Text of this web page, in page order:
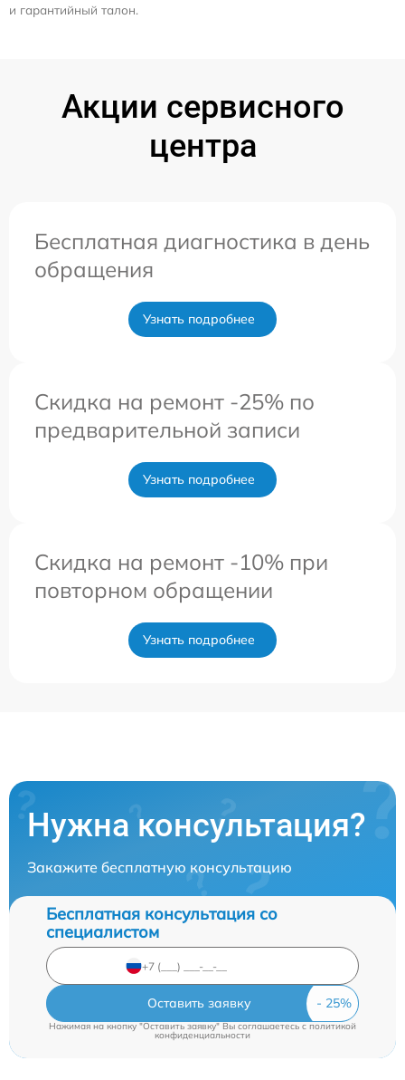
и гарантийный талон.
Акции сервисного
центра
Бесплатная диагностика в день
обращения
Узнать подробнее
Скидка на ремонт -25% по
предварительной записи
Узнать подробнее
Скидка на ремонт -10% при
повторном обращении
Узнать подробнее
Нужна консультация?
Закажите бесплатную консультацию
Бесплатная консультация со
специалистом
Оставить заявку
Нажимая на кнопку "Оставить заявку" Вы соглашаетесь cполитикой
конфиденциальности